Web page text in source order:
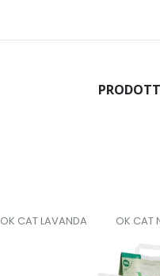
OK CAT LAVANDA OK CAT